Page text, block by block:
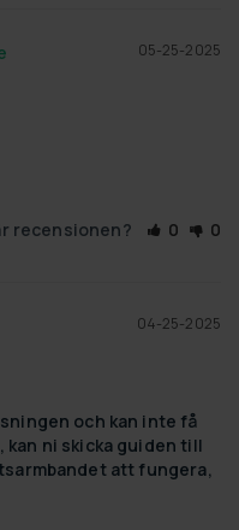
05-25-2025
recensionen? 0 0
04-25-2025
och kan inte få
ni skicka guiden till
att fungera,